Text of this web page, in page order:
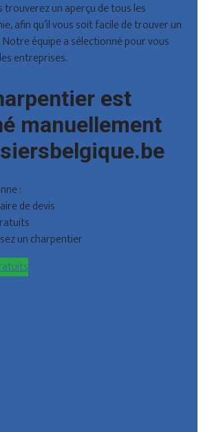
un aperçu de tous les
afin qu’il vous soit facile de trouver un
équipe a sélectionné pour vous
entreprises.
est
manuellement
:
de devis
un charpentier